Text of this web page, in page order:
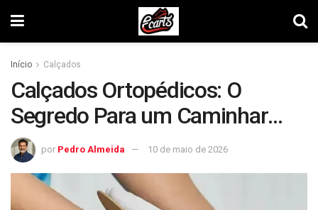
Início Calçados
Calçados Ortopédicos: O
Segredo Para um Caminhar
Sem Dor
por Pedro Almeida 10 de maio de 2026